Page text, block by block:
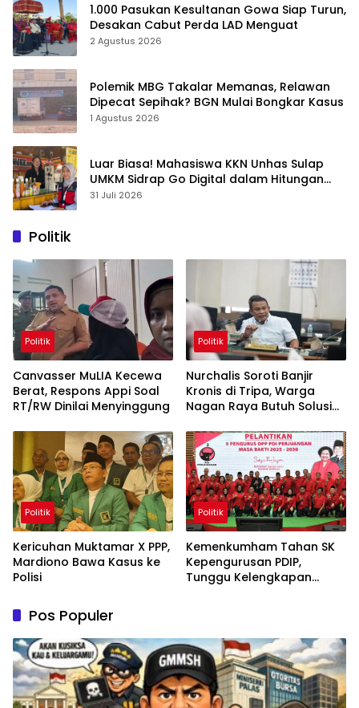
1.000 Pasukan Kesultanan Gowa Siap Turun,
Desakan Cabut Perda LAD Menguat
2 Agustus 2026
Polemik MBG Takalar Memanas, Relawan
Dipecat Sepihak? BGN Mulai Bongkar Kasus
1 Agustus 2026
Luar Biasa! Mahasiswa KKN Unhas Sulap
UMKM Sidrap Go Digital dalam Hitungan
Hari
31 Juli 2026
Politik
Politik
Canvasser MuLIA Kecewa
Berat, Respons Appi Soal
RT/RW Dinilai Menyinggung
Politik
Nurchalis Soroti Banjir
Kronis di Tripa, Warga
Nagan Raya Butuh Solusi
Politik
Kericuhan Muktamar X PPP,
Mardiono Bawa Kasus ke
Polisi
Politik
Kemenkumham Tahan SK
Kepengurusan PDIP,
Tunggu Kelengkapan
Pos Populer